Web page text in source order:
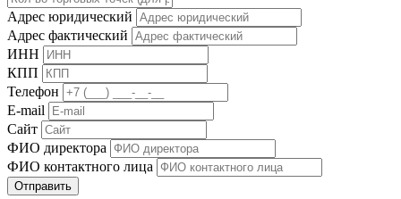
Адрес юридический
Адрес фактический
ИНН
КПП
Телефон
E-mail
Сайт
ФИО директора
ФИО контактного лица
Отправить